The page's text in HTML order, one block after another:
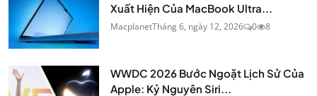
Xuất Hiện Của MacBook Ultra...
MacplanetTháng 6, ngày 12, 2026 0 8
WWDC 2026 Bước Ngoặt Lịch Sử Của
Apple: Kỷ Nguyên Siri...